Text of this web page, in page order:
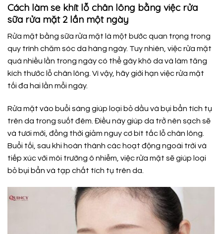
Cách làm se khít lỗ chân lông bằng việc rửa
sữa rửa mặt 2 lần một ngày
Rửa mặt bằng sữa rửa mặt là một bước quan trọng trong
quy trình chăm sóc da hàng ngày. Tuy nhiên, việc rửa mặt
quá nhiều lần trong ngày có thể gây khô da và làm tăng
kích thước lỗ chân lông. Vì vậy, hãy giới hạn việc rửa mặt
tối đa hai lần mỗi ngày.
Rửa mặt vào buổi sáng giúp loại bỏ dầu và bụi bẩn tích tụ
trên da trong suốt đêm. Điều này giúp da trở nên sạch sẽ
và tươi mới, đồng thời giảm nguy cơ bít tắc lỗ chân lông.
Buổi tối, sau khi hoàn thành các hoạt động ngoài trời và
tiếp xúc với môi trường ô nhiễm, việc rửa mặt sẽ giúp loại
bỏ bụi bẩn và tạp chất tích tụ trên da.